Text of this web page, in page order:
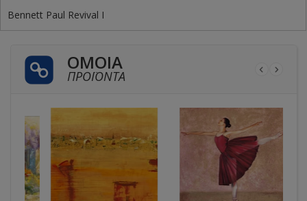
Bennett Paul Revival I
ΌΜΟΙΑ
ΠΡΟΪΌΝΤΑ